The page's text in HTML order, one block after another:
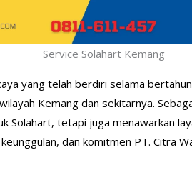
Service Solahart Kemang
yang telah berdiri selama
Kemang dan sekitarnya.
Solahart, tetapi juga menawarkan
dan komitmen PT. Citra